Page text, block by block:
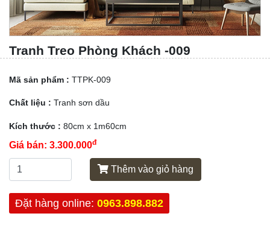
Tranh Treo Phòng Khách -009
Mã sản phẩm : TTPK-009
Chất liệu : Tranh sơn dầu
Kích thước : 80cm x 1m60cm
Giá bán: 3.300.000đ
Thêm vào giỏ hàng
Đặt hàng online: 0963.898.882